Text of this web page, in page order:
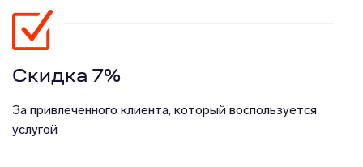
Скидка 7%
За привлеченного клиента, который воспользуется
услугой